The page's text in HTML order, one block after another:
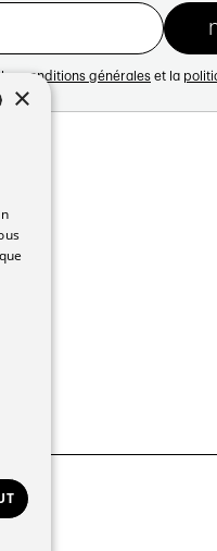
conditions générales et la
×